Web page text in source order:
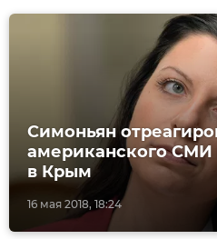
16 мая 2018, 18:24
Симоньян
американского СМИ
в Крым